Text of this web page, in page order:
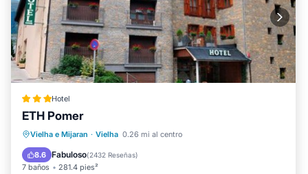
Hotel
ETH Pomer
Vielha e Mijaran · Vielha 0.26 mi al centro
8.6 Fabuloso(2432 Reseñas)
7 baños 281.4 pies²
Aparcamiento
Esquí
Balcón/Terraza